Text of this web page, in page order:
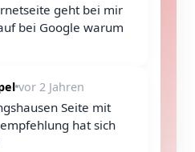
geht bei mir
bei Google warum
vor 2 Jahren
Seite mit
hat sich